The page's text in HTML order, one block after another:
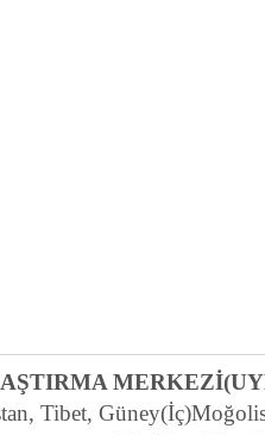
Tibet,